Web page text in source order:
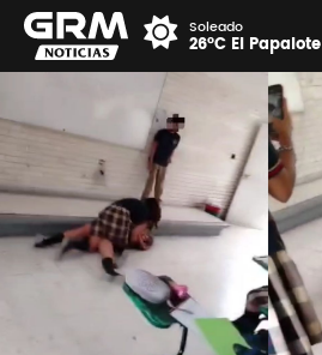
Soleado
26°C El Papalote